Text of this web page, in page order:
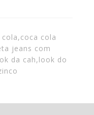
,coca cola
jeans com
da cah,look do